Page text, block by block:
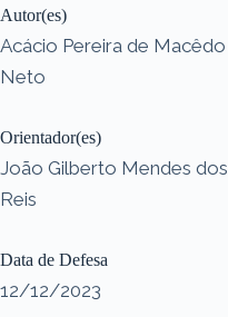
Autor(es)
Acácio Pereira de Macêdo
Neto
Orientador(es)
João Gilberto Mendes dos
Reis
Data de Defesa
12/12/2023